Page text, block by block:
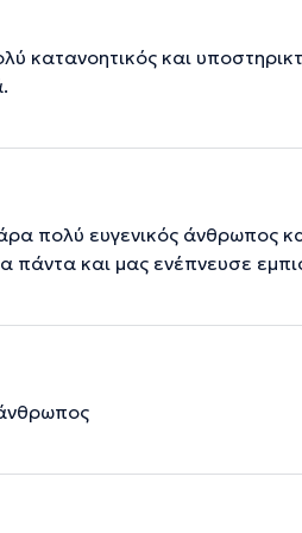
κατανοητικός και
πολύ ευγενικός άνθρωπος
πάντα και μας ενέπνευσε